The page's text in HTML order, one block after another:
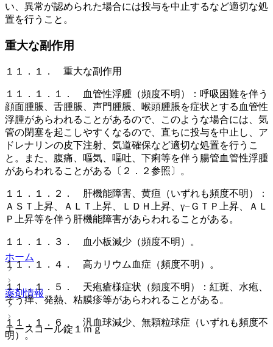
い、異常が認められた場合には投与を中止するなど適切な処
置を行うこと。
重大な副作用
１１．１． 重大な副作用
１１．１．１． 血管性浮腫（頻度不明）：呼吸困難を伴う
顔面腫脹、舌腫脹、声門腫脹、喉頭腫脹を症状とする血管性
浮腫があらわれることがあるので、このような場合には、気
管の閉塞を起こしやすくなるので、直ちに投与を中止し、ア
ドレナリンの皮下注射、気道確保など適切な処置を行うこ
と。また、腹痛、嘔気、嘔吐、下痢等を伴う腸管血管性浮腫
があらわれることがある〔２．２参照〕。
１１．１．２． 肝機能障害、黄疸（いずれも頻度不明）：
ＡＳＴ上昇、ＡＬＴ上昇、ＬＤＨ上昇、γ−ＧＴＰ上昇、ＡＬ
Ｐ上昇等を伴う肝機能障害があらわれることがある。
１１．１．３． 血小板減少（頻度不明）。
１１．１．４． 高カリウム血症（頻度不明）。
１１．１．５． 天疱瘡様症状（頻度不明）：紅斑、水疱、
そう痒、発熱、粘膜疹等があらわれることがある。
１１．１．６． 汎血球減少、無顆粒球症（いずれも頻度不
明）。
ホーム
薬剤情報
エースコール錠１ｍｇ